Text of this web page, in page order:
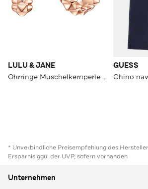
LULU & JANE
Ohrringe Muschelkernperle OneColor
GUESS
Chino
* Unverbindliche Preisempfehlung des
Ersparnis ggü. der UVP, sofern vorhanden
Unternehmen